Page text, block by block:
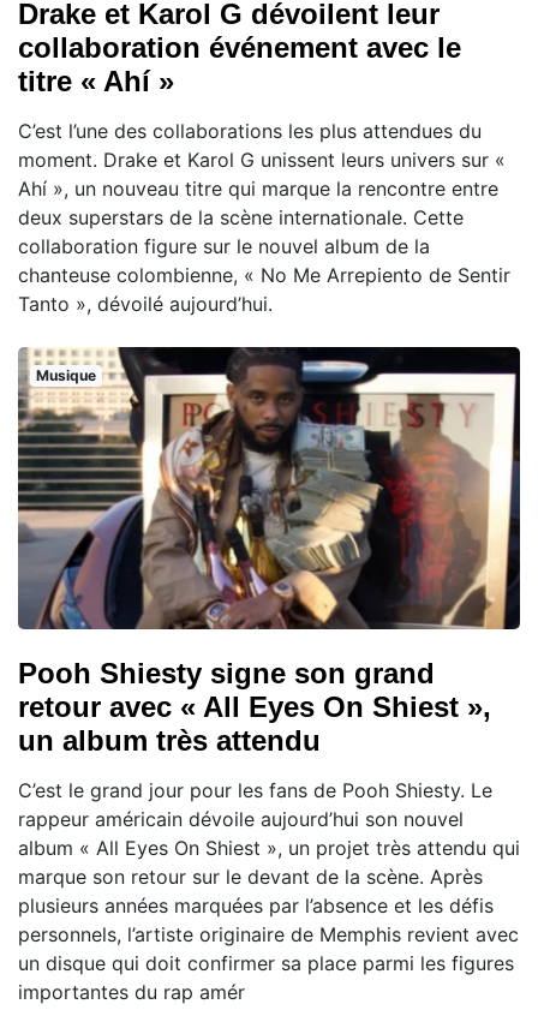
Drake et Karol G dévoilent leur
collaboration événement avec le
titre « Ahí »
C’est l’une des collaborations les plus attendues du
moment. Drake et Karol G unissent leurs univers sur «
Ahí », un nouveau titre qui marque la rencontre entre
deux superstars de la scène internationale. Cette
collaboration figure sur le nouvel album de la
chanteuse colombienne, « No Me Arrepiento de Sentir
Tanto », dévoilé aujourd’hui.
Musique
Pooh Shiesty signe son grand
retour avec « All Eyes On Shiest »,
un album très attendu
C’est le grand jour pour les fans de Pooh Shiesty. Le
rappeur américain dévoile aujourd’hui son nouvel
album « All Eyes On Shiest », un projet très attendu qui
marque son retour sur le devant de la scène. Après
plusieurs années marquées par l’absence et les défis
personnels, l’artiste originaire de Memphis revient avec
un disque qui doit confirmer sa place parmi les figures
importantes du rap amér